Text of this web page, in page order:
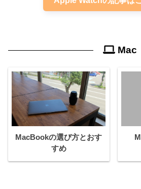
Mac
MacBookの選び方とおす
すめ